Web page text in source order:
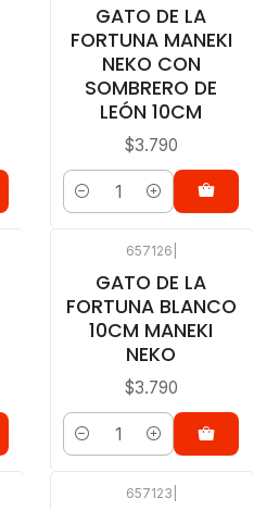
GATO DE LA
FORTUNA MANEKI
NEKO CON
SOMBRERO DE
LEÓN 10CM
$3.790
Cantidad
657126
GATO DE LA
FORTUNA BLANCO
10CM MANEKI
NEKO
$3.790
Cantidad
657123